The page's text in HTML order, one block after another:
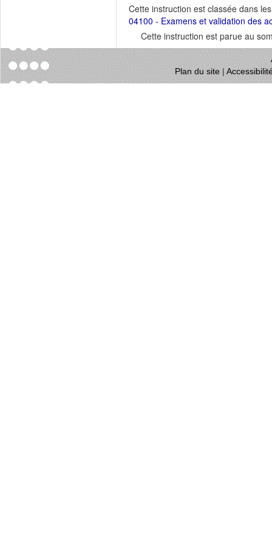
Cette instruction est classée dans
04100 - Examens et validation des
Cette instruction est parue au
Plan du site|